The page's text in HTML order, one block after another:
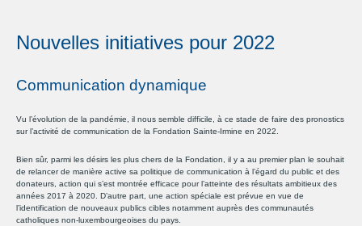
Nouvelles initiatives pour 2022
Communication dynamique
Vu l’évolution de la pandémie, il nous semble difficile, à ce stade de faire des pronostics
sur l’activité de communication de la Fondation Sainte-Irmine en 2022.
Bien sûr, parmi les désirs les plus chers de la Fondation, il y a au premier plan le souhait
de relancer de manière active sa politique de communication à l’égard du public et des
donateurs, action qui s’est montrée efficace pour l’atteinte des résultats ambitieux des
années 2017 à 2020. D’autre part, une action spéciale est prévue en vue de
l’identification de nouveaux publics cibles notamment auprès des communautés
catholiques non-luxembourgeoises du pays.